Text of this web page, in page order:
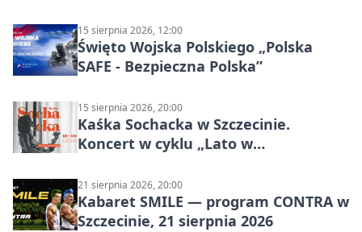
15 sierpnia 2026, 12:00
Święto Wojska Polskiego „Polska
SAFE - Bezpieczna Polska”
15 sierpnia 2026, 20:00
Kaśka Sochacka w Szczecinie.
Koncert w cyklu „Lato w
21 sierpnia 2026, 20:00
Kabaret SMILE — program CONTRA w
Szczecinie, 21 sierpnia 2026